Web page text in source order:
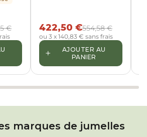
€ 422,50 €554,58 €
ou 3 x 140,83 € sans frais
+
AJOUTER AU
PANIER
marques de jumelles